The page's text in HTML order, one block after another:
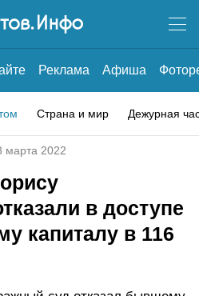
Реклама Афиша
Страна и мир Дежурная
марта 2022
в доступе
капиталу в 116